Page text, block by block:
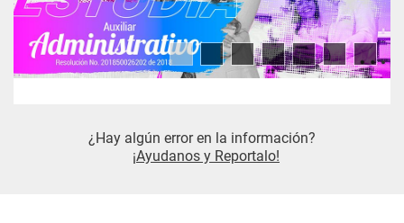
Facultades y restricciones de los
intermediarios de seguros
Normas sobre protección al
¿Hay algún error en la información?
¡Ayudanos y Reportalo!